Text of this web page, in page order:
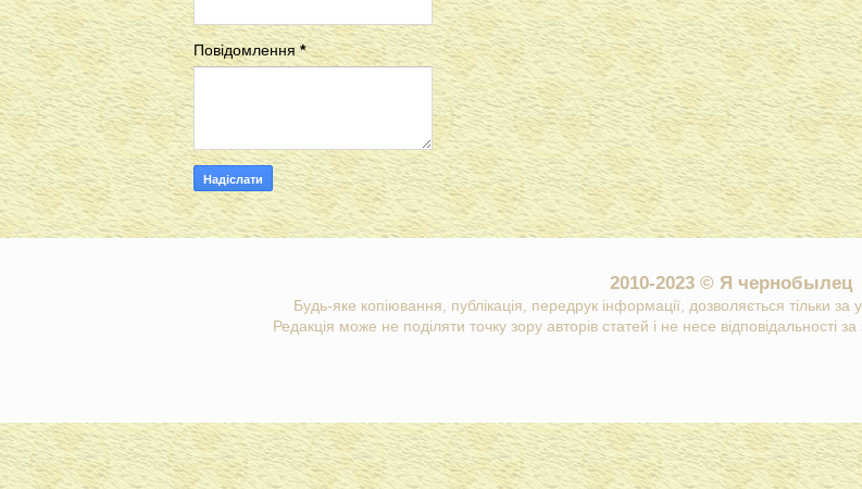
Повідомлення*
2010-2023 © Я чернобылец
Будь-яке копіювання, публікація, передрук інформації, дозволяється тільки
Редакція може не поділяти точку зору авторів статей і не несе відповідальності